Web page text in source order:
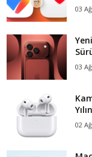
03
03
02